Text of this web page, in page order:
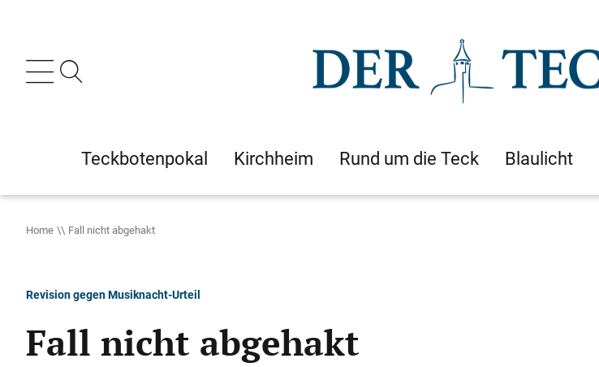
Teckbotenpokal Kirchheim Rund um die Teck Blaulicht
Home Fall nicht abgehakt
Revision gegen Musiknacht-Urteil
Fall nicht abgehakt